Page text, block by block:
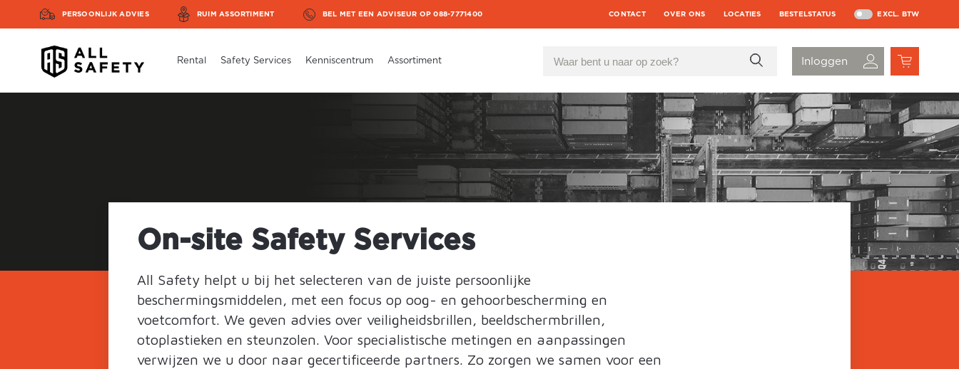
PERSOONLIJK ADVIES RUIM ASSORTIMENT BEL MET EEN ADVISEUR OP 088-7771400 CONTACT OVER ONS LOCATIES BESTELSTATUS EXCL. BTW
Rental Safety Services Kenniscentrum Assortiment
On-site Safety Services
All Safety helpt u bij het selecteren van de juiste persoonlijke
beschermingsmiddelen, met een focus op oog- en gehoorbescherming en
voetcomfort. We geven advies over veiligheidsbrillen, beeldschermbrillen,
otoplastieken en steunzolen. Voor specialistische metingen en aanpassingen
verwijzen we u door naar gecertificeerde partners. Zo zorgen we samen voor een